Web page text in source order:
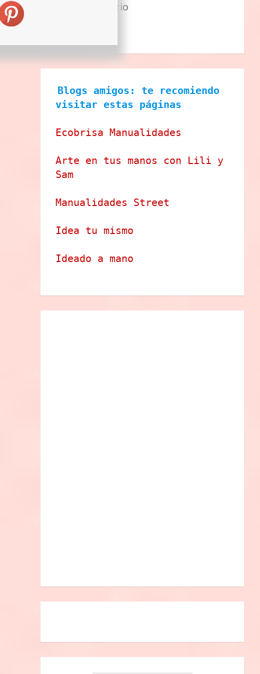
Sector Primario
Blogs amigos: te recomiendo
visitar estas páginas
Ecobrisa Manualidades
Arte en tus manos con Lili y
Sam
Manualidades Street
Idea tu mismo
Ideado a mano